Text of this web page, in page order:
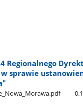
Regionalnego
sprawie